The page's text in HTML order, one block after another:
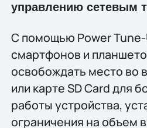
управлению сетевым
С помощью Power
смартфонов и
освобождать место во
или карте SD Card для
работы устройства,
ограничения на объем